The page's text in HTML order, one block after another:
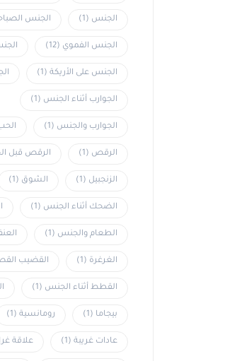
الجنس (1) الجنس
الجنس الفموي (12)
الجنس على الأريكة (1)
الجوارب أثناء الجنس (1)
الجوارب والجنس (1)
الرقص (1) الرقص قبل
الزنجبيل (1) الشوق (1)
الضحك أثناء الجنس (1)
الطعام والجنس (1)
الغرغرة (1) القضيب
القطط أثناء الجنس (1)
بيجاما (1) رومانسية (1)
عادات غريبة (1) علاقة